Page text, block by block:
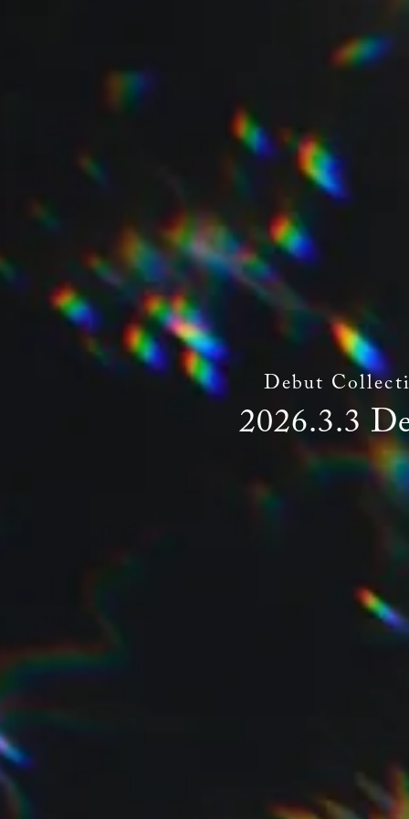
Debut
2026.3.3